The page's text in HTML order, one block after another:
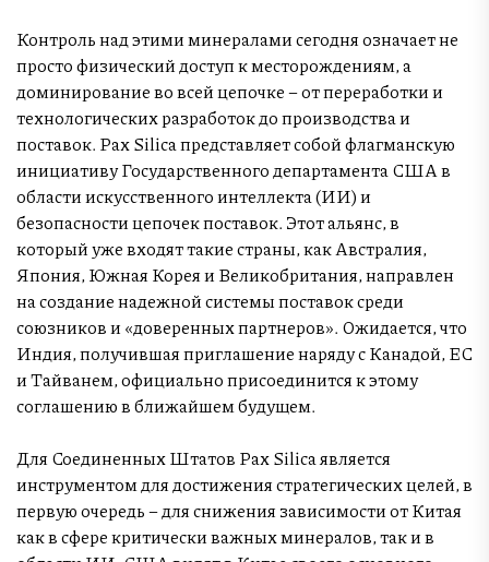
Контроль над этими минералами сегодня означает не
просто физический доступ к месторождениям, а
доминирование во всей цепочке – от переработки и
технологических разработок до производства и
поставок. Pax Silica представляет собой флагманскую
инициативу Государственного департамента США в
области искусственного интеллекта (ИИ) и
безопасности цепочек поставок. Этот альянс, в
который уже входят такие страны, как Австралия,
Япония, Южная Корея и Великобритания, направлен
на создание надежной системы поставок среди
союзников и «доверенных партнеров». Ожидается, что
Индия, получившая приглашение наряду с Канадой, ЕС
и Тайванем, официально присоединится к этому
соглашению в ближайшем будущем.
Для Соединенных Штатов Pax Silica является
инструментом для достижения стратегических целей, в
первую очередь – для снижения зависимости от Китая
как в сфере критически важных минералов, так и в